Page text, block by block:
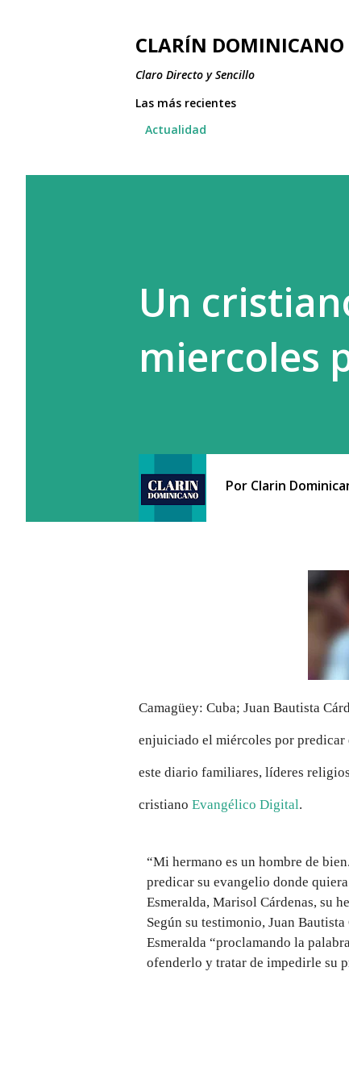
CLARÍN DOMINICANO
Claro Directo y Sencillo
Las más recientes
Actualidad
Un
miercoles
Por Clarin
Camagüey: Cuba; Juan Bautista
enjuiciado el miércoles por predicar
este diario familiares, líderes
cristiano Evangélico Digital.
“Mi hermano es un hombre de
predicar su evangelio donde
Esmeralda, Marisol Cárdenas, su
Según su testimonio, Juan
Esmeralda “proclamando la
ofenderlo y tratar de impedirle su